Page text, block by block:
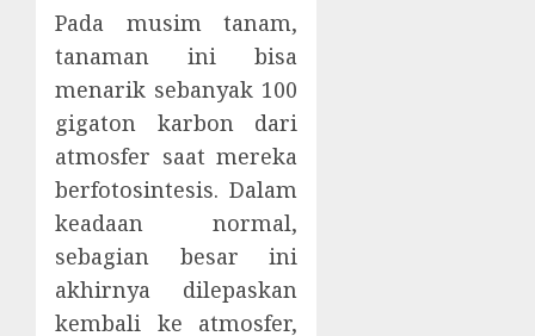
Pada musim tanam,
tanaman ini bisa
menarik sebanyak 100
gigaton karbon dari
atmosfer saat mereka
berfotosintesis. Dalam
keadaan normal,
sebagian besar ini
akhirnya dilepaskan
kembali ke atmosfer,